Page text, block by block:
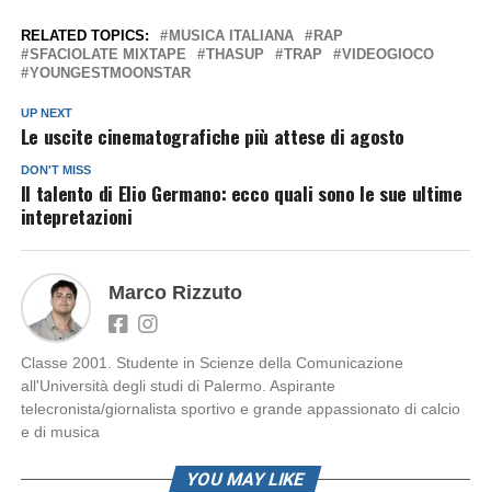
RELATED TOPICS: MUSICA ITALIANA
RAP
SFACIOLATE MIXTAPE
THASUP TRAP
VIDEOGIOCO
YOUNGESTMOONSTAR
UP NEXT
Le uscite cinematografiche più attese di agosto
DON'T MISS
Il talento di Elio Germano: ecco quali sono le sue ultime
intepretazioni
Marco Rizzuto
Classe 2001. Studente in Scienze della Comunicazione
all'Università degli studi di Palermo. Aspirante
telecronista/giornalista sportivo e grande appassionato di calcio
e di musica
YOU MAY LIKE